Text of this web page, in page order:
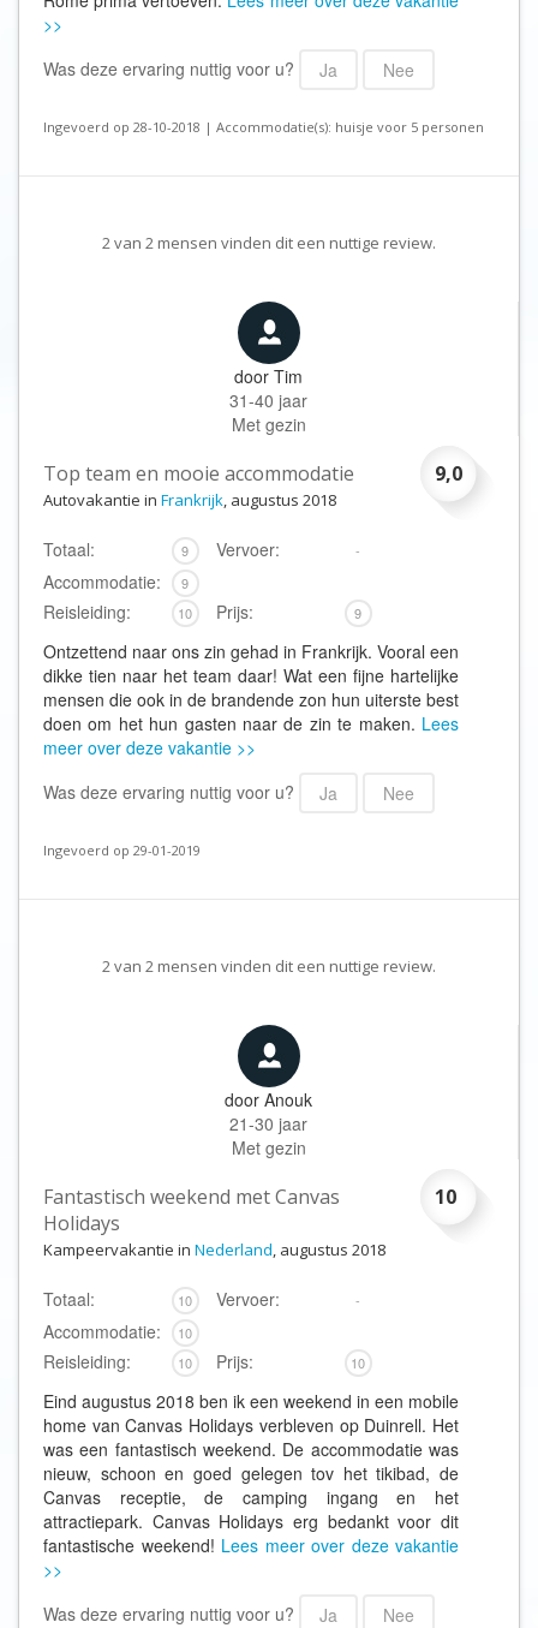
>>
Was deze ervaring nuttig voor u?
Ja Nee
Ingevoerd op 28-10-2018 | Accommodatie(s): huisje voor 5 personen
2van 2 mensen vinden dit een nuttige review.
door Tim
31-40 jaar
Met gezin
9,0
Top team en mooie accommodatie
Autovakantie in Frankrijk, augustus 2018
Totaal: 9 Vervoer: -
Accommodatie: 9
Reisleiding: 10 Prijs: 9
Ontzettend naar ons zin gehad in Frankrijk. Vooral een
dikke tien naar het team daar! Wat een fijne hartelijke
mensen die ook in de brandende zon hun uiterste best
doen om het hun gasten naar de zin te maken. Lees
meer over deze vakantie >>
Was deze ervaring nuttig voor u?
Ja Nee
Ingevoerd op 29-01-2019
2van 2 mensen vinden dit een nuttige review.
door Anouk
21-30 jaar
Met gezin
10
Fantastisch weekend met Canvas
Holidays
Kampeervakantie in Nederland, augustus 2018
Totaal: 10 Vervoer: -
Accommodatie: 10
Reisleiding: 10 Prijs: 10
Eind augustus 2018 ben ik een weekend in een mobile
home van Canvas Holidays verbleven op Duinrell. Het
was een fantastisch weekend. De accommodatie was
nieuw, schoon en goed gelegen tov het tikibad, de
Canvas receptie, de camping ingang en het
attractiepark. Canvas Holidays erg bedankt voor dit
fantastische weekend! Lees meer over deze vakantie
>>
Was deze ervaring nuttig voor u?
Ja Nee